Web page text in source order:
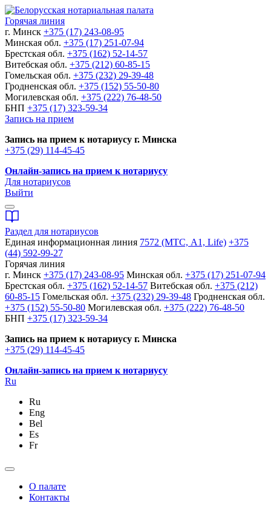
Горячая линия
г. Минск +375 (17) 243-08-95
Минская обл. +375 (17) 251-07-94
Брестская обл. +375 (162) 52-14-57
Витебская обл. +375 (212) 60-85-15
Гомельская обл. +375 (232) 29-39-48
Гродненская обл. +375 (152) 55-50-80
Могилевская обл. +375 (222) 76-48-50
БНП +375 (17) 323-59-34
Запись на прием
Запись на прием к нотариусу г. Минска
+375 (29) 114-45-45
Онлайн-запись на прием к нотариусу
Для нотариусов
Выйти
Раздел для нотариусов
Единая информационная линия 7572 (МТС, A1, Life) +375
(44) 592-99-27
Горячая линия
г. Минск +375 (17) 243-08-95 Минская обл. +375 (17) 251-07-94
Брестская обл. +375 (162) 52-14-57 Витебская обл. +375 (212)
60-85-15 Гомельская обл. +375 (232) 29-39-48 Гродненская обл.
+375 (152) 55-50-80 Могилевская обл. +375 (222) 76-48-50
БНП +375 (17) 323-59-34
Запись на прием к нотариусу г. Минска
+375 (29) 114-45-45
Онлайн-запись на прием к нотариусу
Ru
Ru
Eng
Bel
Es
Fr
О палате
Контакты